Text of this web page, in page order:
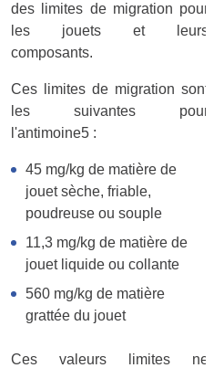
des limites de migration pour
les jouets et leurs
composants.
Ces limites de migration sont
les suivantes pour
l'antimoine5 :
45 mg/kg de matière de
jouet sèche, friable,
poudreuse ou souple
11,3 mg/kg de matière de
jouet liquide ou collante
560 mg/kg de matière
grattée du jouet
Ces valeurs limites ne